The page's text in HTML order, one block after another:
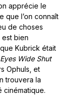
apprécie le
que l’on connaît
de choses
bien
Kubrick était
Eyes Wide Shut
Ophuls, et
trouvera la
cinématique.